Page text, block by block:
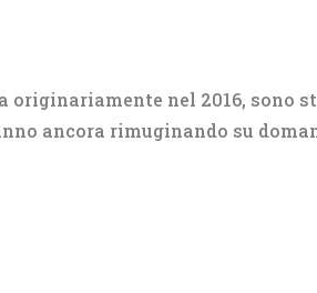
originariamente nel 2016, sono
ancora rimuginando su